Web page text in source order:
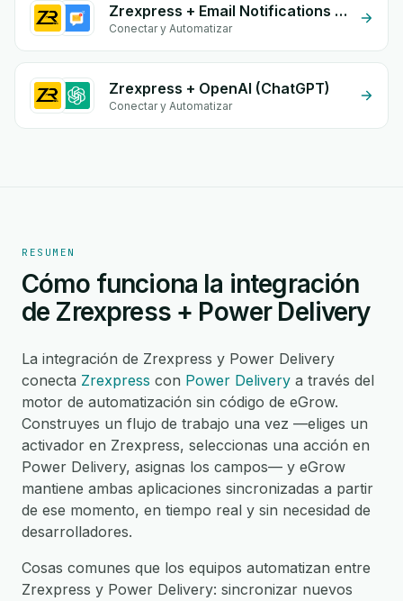
Zrexpress + Email Notifications by eGrow
Conectar y Automatizar
Zrexpress + OpenAI (ChatGPT)
Conectar y Automatizar
RESUMEN
Cómo funciona la integración
de Zrexpress + Power Delivery
La integración de Zrexpress y Power Delivery
conecta Zrexpress con Power Delivery a través del
motor de automatización sin código de eGrow.
Construyes un flujo de trabajo una vez —eliges un
activador en Zrexpress, seleccionas una acción en
Power Delivery, asignas los campos— y eGrow
mantiene ambas aplicaciones sincronizadas a partir
de ese momento, en tiempo real y sin necesidad de
desarrolladores.
Cosas comunes que los equipos automatizan entre
Zrexpress y Power Delivery: sincronizar nuevos